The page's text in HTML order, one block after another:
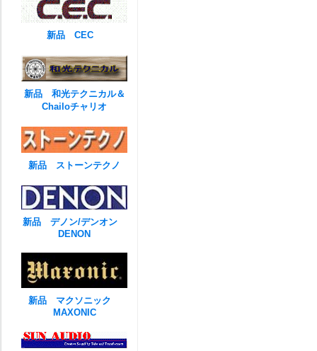
新品 CEC
新品 和光テクニカル＆
Chailoチャリオ
新品 ストーンテクノ
新品 デノン/デンオン
DENON
新品 マクソニック
MAXONIC